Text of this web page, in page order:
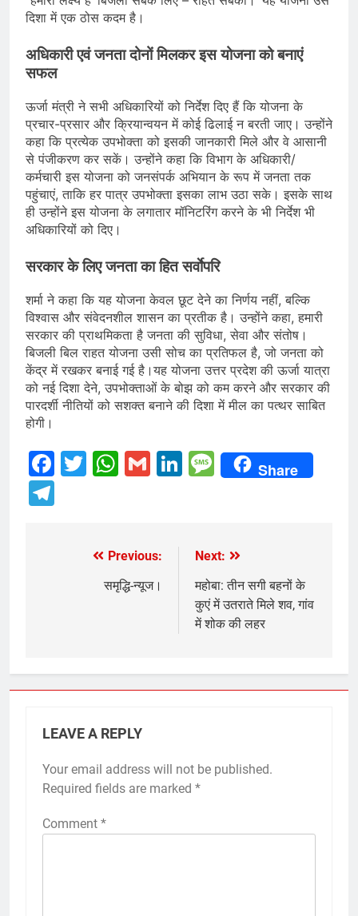
दिशा में एक ठोस कदम है।
अधिकारी एवं जनता दोनों मिलकर इस योजना को बनाएं
सफल
ऊर्जा मंत्री ने सभी अधिकारियों को निर्देश दिए हैं कि योजना के
प्रचार-प्रसार और क्रियान्वयन में कोई ढिलाई न बरती जाए। उन्होंने
कहा कि प्रत्येक उपभोक्ता को इसकी जानकारी मिले और वे आसानी
से पंजीकरण कर सकें। उन्होंने कहा कि विभाग के अधिकारी/
कर्मचारी इस योजना को जनसंपर्क अभियान के रूप में जनता तक
पहुंचाएं, ताकि हर पात्र उपभोक्ता इसका लाभ उठा सके। इसके साथ
ही उन्होंने इस योजना के लगातार मॉनिटरिंग करने के भी निर्देश भी
अधिकारियों को दिए।
सरकार के लिए जनता का हित सर्वाेपरि
शर्मा ने कहा कि यह योजना केवल छूट देने का निर्णय नहीं, बल्कि
विश्वास और संवेदनशील शासन का प्रतीक है। उन्होंने कहा, हमारी
सरकार की प्राथमिकता है जनता की सुविधा, सेवा और संतोष।
बिजली बिल राहत योजना उसी सोच का प्रतिफल है, जो जनता को
केंद्र में रखकर बनाई गई है।यह योजना उत्तर प्रदेश की ऊर्जा यात्रा
को नई दिशा देने, उपभोक्ताओं के बोझ को कम करने और सरकार की
पारदर्शी नीतियों को सशक्त बनाने की दिशा में मील का पत्थर साबित
होगी।
Facebook
Twitter
WhatsApp
GmailLinkedIn
Message
Share
navigation
Previous:
समृद्धि-न्यूज।
Next:
महोबा: तीन सगी बहनों के
कुएं में उतराते मिले शव, गांव
में शोक की लहर
LEAVE A REPLY
Your email address will not be published.
Required fields are marked *
Comment *